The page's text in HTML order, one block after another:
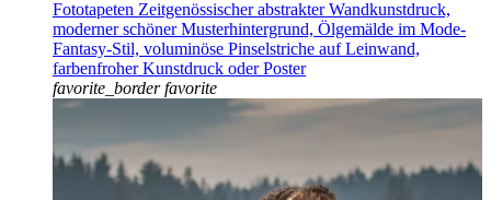
Fototapeten Zeitgenössischer abstrakter Wandkunstdruck,
moderner schöner Musterhintergrund, Ölgemälde im Mode-
Fantasy-Stil, voluminöse Pinselstriche auf Leinwand,
farbenfroher Kunstdruck oder Poster
favorite_border favorite